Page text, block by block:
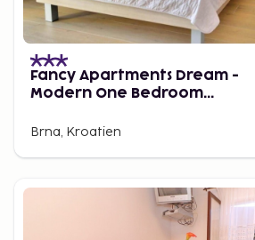
Fancy Apartments Dream -
Modern One Bedroom
Sea View
Brna, Kroatien